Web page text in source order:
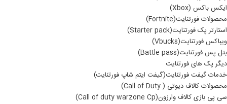
ایکس باکس (Xbox)
محصولات فورتنایت(Fortnite)
استارتر پک فورتنایت(Starter pack)
ویباکس فورتنایت(Vbucks)
بتل پس فورتنایت(Battle pass)
دیگر پک های فورتنایت
خدمات گیفت فورتنایت(گیفت ایتم شاپ فورتنایت)
محصولات کالاف دیوتی ( Call of Duty)
سی پی بازی کالاف وارزون(Call of duty warzone Cp)